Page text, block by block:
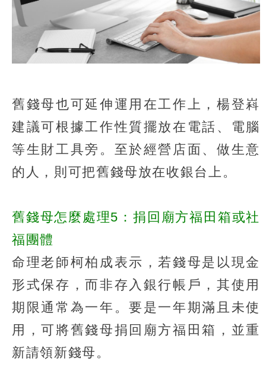
舊錢母也可延伸運用在工作上，楊登嵙
建議可根據工作性質擺放在電話、電腦
等生財工具旁。至於經營店面、做生意
的人，則可把舊錢母放在收銀台上。
舊錢母怎麼處理5：捐回廟方福田箱或社
福團體
命理老師柯柏成表示，若錢母是以現金
形式保存，而非存入銀行帳戶，其使用
期限通常為一年。要是一年期滿且未使
用，可將舊錢母捐回廟方福田箱，並重
新請領新錢母。